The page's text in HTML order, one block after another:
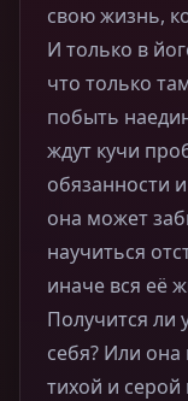
свою жизнь,
И только в
что только
побыть
ждут кучи
обязанности
она может
научиться
иначе вся её
Получится ли
себя? Или она
тихой и